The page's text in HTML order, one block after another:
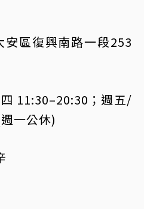
區復興南路一段253
11:30–20:30；週五/
一公休)